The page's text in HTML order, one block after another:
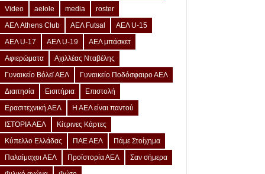
Video
aelole media
roster
ΑΕΛ Athens Club
ΑΕΛ Futsal
ΑΕΛ U-15
ΑΕΛ U-17
ΑΕΛ U-19
ΑΕΛ μπάσκετ
Αφιερώματα
Αχιλλέας Νταβέλης
Γυναικείο Βόλεϊ ΑΕΛ
Γυναικείο Ποδόσφαιρο ΑΕΛ
Διαιτησία
Εισιτήρια
Επιστολή
Ερασιτεχνική ΑΕΛ
Η ΑΕΛ είναι παντού
ΙΣΤΟΡΙΑ ΑΕΛ
Κίτρινες Κάρτες
Κύπελλο Ελλάδας
ΠΑΕ ΑΕΛ
Πάμε Στοίχημα
Παλαίμαχοι ΑΕΛ
Προϊστορία ΑΕΛ
Σαν σήμερα